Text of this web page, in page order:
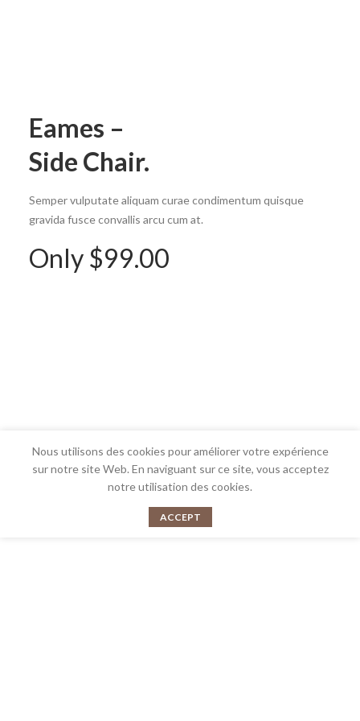
Eames –
Side Chair.
Semper vulputate aliquam curae condimentum quisque
gravida fusce convallis arcu cum at.
Only $99.00
Nous utilisons des cookies pour améliorer votre expérience
sur notre site Web. En naviguant sur ce site, vous acceptez
notre utilisation des cookies.
ACCEPT